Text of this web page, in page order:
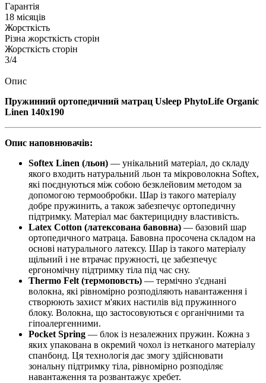
Гарантія
18 місяців
Жорсткість
Різна жорсткість сторін
Жорсткість сторін
3/4
Опис
Пружинний ортопедичний матрац Usleep PhytoLife Organic
Linen 140x190
Опис наповнювачів:
Softex Linen (льон) — унікальний матеріал, до складу
якого входить натуральний льон та мікроволокна Softex,
які поєднуються між собою безклейовим методом за
допомогою термообробки. Шар із такого матеріалу
добре пружинить, а також забезпечує ортопедичну
підтримку. Матеріал має бактерицидну властивість.
Latex Cotton (латексована бавовна) — базовий шар
ортопедичного матраца. Бавовна просочена складом на
основі натурального латексу. Шар із такого матеріалу
щільний і не втрачає пружності, це забезпечує
ергономічну підтримку тіла під час сну.
Thermo Felt (термоповсть) — термічно з'єднані
волокна, які рівномірно розподіляють навантаження і
створюють захист м'яких настилів від пружинного
блоку. Волокна, що застосовуються є органічними та
гіпоалергенними.
Pocket Spring — блок із незалежних пружин. Кожна з
яких упакована в окремий чохол із нетканого матеріалу
спанбонд. Ця технологія дає змогу здійснювати
зональну підтримку тіла, рівномірно розподіляє
навантаження та розвантажує хребет.